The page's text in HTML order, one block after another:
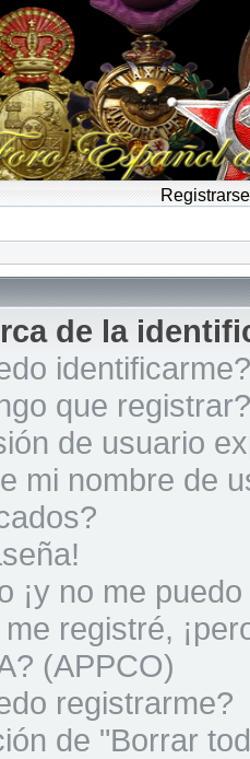
Registrarse
de la
identificarme?
que registrar?
de usuario
mi nombre de
¡y no me
registré,
(APPCO)
registrarme?
de "Borrar